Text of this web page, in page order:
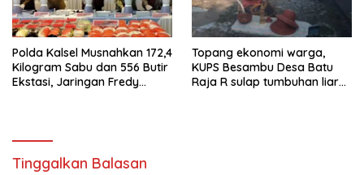
Polda Kalsel Musnahkan 172,4
Kilogram Sabu dan 556 Butir
Ekstasi, Jaringan Fredy
Topang ekonomi warga,
KUPS Besambu Desa Batu
Raja R sulap tumbuhan liar
Tinggalkan Balasan